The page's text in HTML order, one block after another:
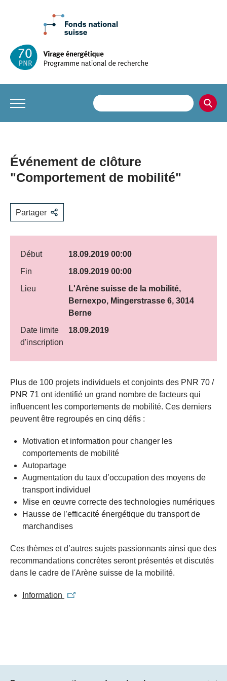
Événement de clôture
"Comportement de mobilité"
Partager
Début
18.09.2019 00:00
Fin
18.09.2019 00:00
Lieu
L'Arène suisse de la mobilité,
Bernexpo, Mingerstrasse 6, 3014
Berne
Date limite
d'inscription
18.09.2019
Plus de 100 projets individuels et conjoints des PNR 70 /
PNR 71 ont identifié un grand nombre de facteurs qui
influencent les comportements de mobilité. Ces derniers
peuvent être regroupés en cinq défis :
Motivation et information pour changer les
comportements de mobilité
Autopartage
Augmentation du taux d’occupation des moyens de
transport individuel
Mise en œuvre correcte des technologies numériques
Hausse de l’efficacité énergétique du transport de
marchandises
Ces thèmes et d’autres sujets passionnants ainsi que des
recommandations concrètes seront présentés et discutés
dans le cadre de l'Arène suisse de la mobilité.
Information